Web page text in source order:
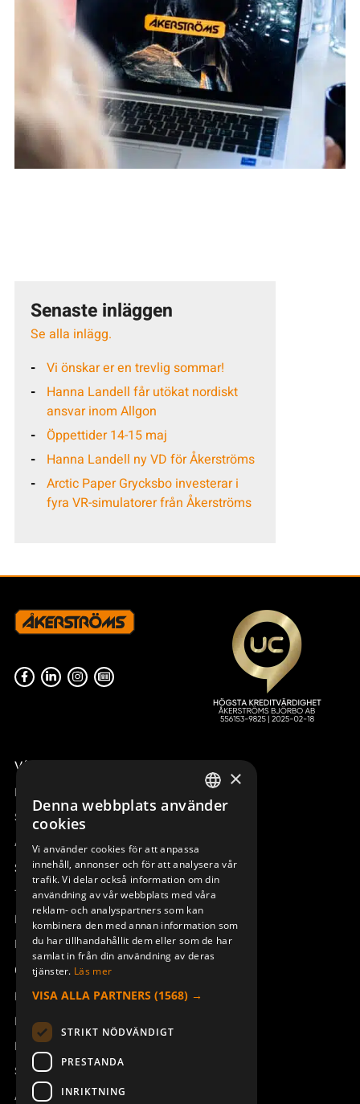
Senaste inläggen
Se alla inlägg.
Vi önskar er en trevlig sommar!
Hanna Landell får utökat nordiskt
ansvar inom Allgon
Öppettider 14-15 maj
Hanna Landell ny VD för Åkerströms
Arctic Paper Grycksbo investerar i
fyra VR-simulatorer från Åkerströms
Våra radiostyrningar – översikt
Remotus
Sesam
Access_Ctrl
Support
Teknisk support
Boka service
Manualer och videoinstruktioner
Om Åkerströms
Kontakt
Nyheter
Pressrum
Säkerhet och direktiv
Allmänna villkor
SWEDISH
DEUTSCH
×
Denna webbplats använder
cookies
Vi använder cookies för att anpassa
innehåll, annonser och för att analysera vår
trafik. Vi delar också information om din
användning av vår webbplats med våra
reklam- och analyspartners som kan
kombinera den med annan information som
du har tillhandahållit dem eller som de har
samlat in från din användning av deras
tjänster. Läs mer
VISA ALLA PARTNERS (1568) →
STRIKT NÖDVÄNDIGT
PRESTANDA
INRIKTNING